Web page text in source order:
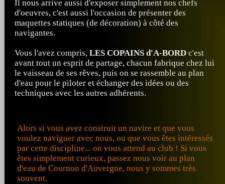
Il nous arrive aussi d'exposer simplement nos chefs
d'oeuvres, c'est aussi l'occasion de présenter des
maquettes statiques (de décoration) à côté des
navigantes.
Vous l'avez compris, LES COPAINS d'A-BORD c'est
avant tout un esprit de partage, chacun fabrique chez lui
le vaisseau de ses rêves, puis on se rassemble au plan
d'eau pour le piloter et échanger des idées ou des
techniques avec les autres adhérents.
Alors si vous avez construit un navire et que vous
voulez naviguer avec nous, ou que vous êtes intéressés
par cette discipline... on vous attend au club ! Si vous
êtes simplement curieux, passez nous voir au plan
d'eau de Cournon d'Auvergne, nous y sommes très
souvent.